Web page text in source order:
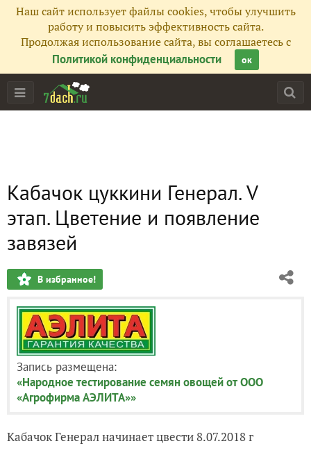
Наш сайт использует файлы cookies, чтобы улучшить
работу и повысить эффективность сайта.
Продолжая использование сайта, вы соглашаетесь с
Политикой конфиденциальности
ок
Кабачок цуккини Генерал. V
этап. Цветение и появление
завязей
В избранное!
Запись размещена:
«Народное тестирование семян овощей от ООО
«Агрофирма АЭЛИТА»»
Кабачок Генерал начинает цвести 8.07.2018 г